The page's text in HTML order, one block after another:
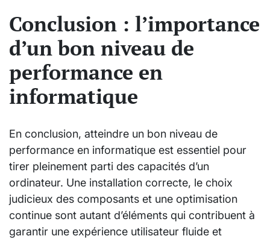
Conclusion : l’importance
d’un bon niveau de
performance en
informatique
En conclusion, atteindre un bon niveau de
performance en informatique est essentiel pour
tirer pleinement parti des capacités d’un
ordinateur. Une installation correcte, le choix
judicieux des composants et une optimisation
continue sont autant d’éléments qui contribuent à
garantir une expérience utilisateur fluide et